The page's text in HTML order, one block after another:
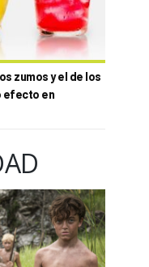
zumos y el de los
efecto en